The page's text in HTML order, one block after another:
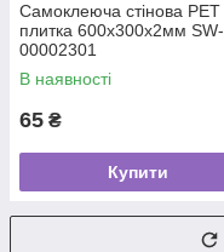
Самоклеюча стінова PET
плитка 600х300х2мм SW-
00002301
В наявності
65 ₴
Купити